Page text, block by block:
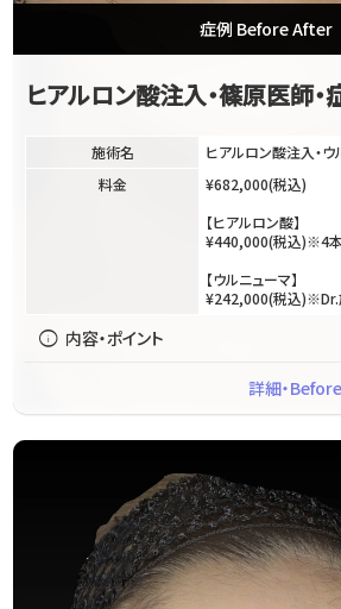
症例 Before After
ヒアルロン酸注入・篠原医師
施術名
ヒアルロン酸注入・ウ
料金
¥682,000(税込)
【ヒアルロン酸】
¥440,000(税込)※4
【ウルニューマ】
¥242,000(税込)※Dr.
info 内容・ポイント
詳細・